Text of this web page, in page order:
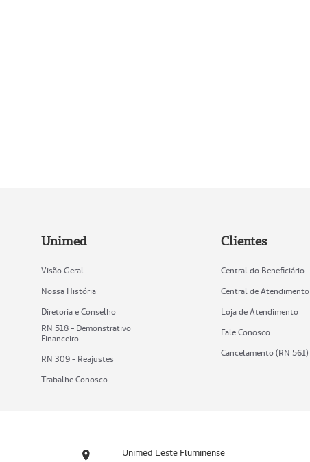
Unimed
Visão Geral
Nossa História
Diretoria e Conselho
RN 518 - Demonstrativo
Financeiro
RN 309 - Reajustes
Trabalhe Conosco
Clientes
Central do Beneficiário
Central de Atendimento
Loja de Atendimento
Fale Conosco
Cancelamento (RN 561)
Unimed Leste Fluminense